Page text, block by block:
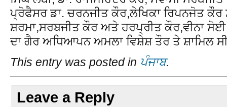
ਪ੍ਰੋਫੈਸਰ ਡਾ. ਚਰਨਜੀਤ ਕੌਰ,ਲੇਖਿਕਾ ਰਿਪਨਜੋਤ ਕੌਰ
ਸ਼ਰਮਾ,ਸਰਬਜੀਤ ਕੌਰ ਅਤੇ ਹਰਪ੍ਰੀਤ ਕੌਰ,ਵੀਨਾ ਸੋਈ
ਦਾ ਗੈਰ ਅਧਿਆਪਨ ਅਮਲਾ ਵਿਸ਼ੇਸ਼ ਤੌਰ ਤੇ ਸ਼ਾਮਿਲ
This entry was posted in ਪੰਜਾਬ.
Leave a Reply